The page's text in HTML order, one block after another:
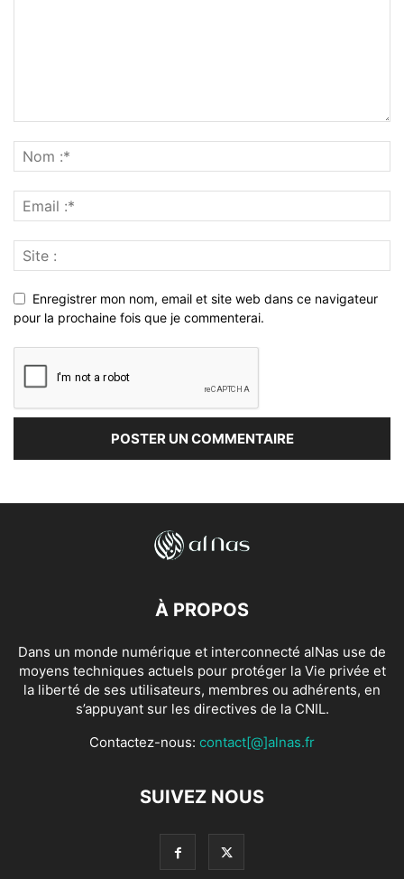
Enregistrer mon nom, email et site web dans ce navigateur
pour la prochaine fois que je commenterai.
À PROPOS
Dans un monde numérique et interconnecté alNas use de
moyens techniques actuels pour protéger la Vie privée et
la liberté de ses utilisateurs, membres ou adhérents, en
s’appuyant sur les directives de la CNIL.
Contactez-nous: contact[@]alnas.fr
SUIVEZ NOUS